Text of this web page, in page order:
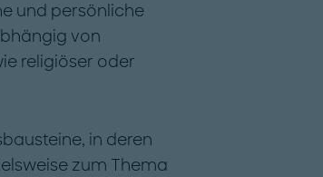
und persönliche
von
religiöser oder
in deren
zum Thema